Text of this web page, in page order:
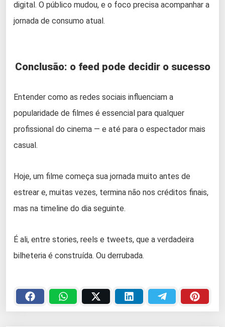
digital. O público mudou, e o foco precisa acompanhar a
jornada de consumo atual.
Conclusão: o feed pode decidir o sucesso
Entender como as redes sociais influenciam a
popularidade de filmes é essencial para qualquer
profissional do cinema — e até para o espectador mais
casual.
Hoje, um filme começa sua jornada muito antes de
estrear e, muitas vezes, termina não nos créditos finais,
mas na timeline do dia seguinte.
É ali, entre stories, reels e tweets, que a verdadeira
bilheteria é construída. Ou derrubada.